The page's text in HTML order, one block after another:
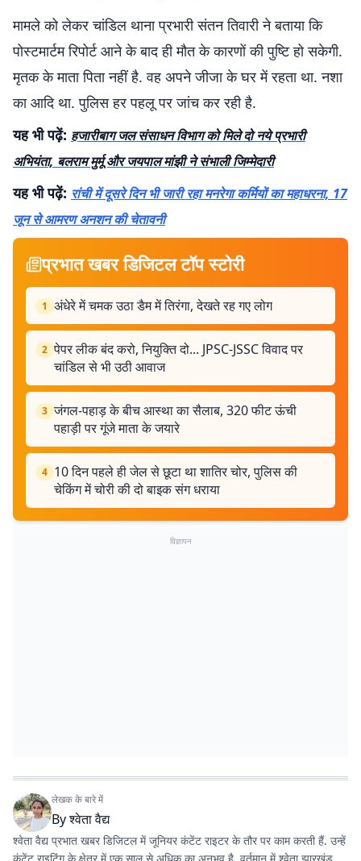
मामले को लेकर चांडिल थाना प्रभारी संतन तिवारी ने बताया कि
पोस्टमार्टम रिपोर्ट आने के बाद ही मौत के कारणों की पुष्टि हो सकेगी.
मृतक के माता पिता नहीं है. वह अपने जीजा के घर में रहता था. नशा
का आदि था. पुलिस हर पहलू पर जांच कर रही है.
यह भी पढ़ें: हजारीबाग जल संसाधन विभाग को मिले दो नये प्रभारी
अभियंता, बलराम मुर्मू और जयपाल मांझी ने संभाली जिम्मेदारी
यह भी पढ़ें: रांची में दूसरे दिन भी जारी रहा मनरेगा कर्मियों का महाधरना, 17
जून से आमरण अनशन की चेतावनी
प्रभात खबर डिजिटल टॉप स्टोरी
1 अंधेरे में चमक उठा डैम में तिरंगा, देखते रह गए लोग
2 पेपर लीक बंद करो, नियुक्ति दो... JPSC-JSSC विवाद पर
चांडिल से भी उठी आवाज
3 जंगल-पहाड़ के बीच आस्था का सैलाब, 320 फीट ऊंची
पहाड़ी पर गूंजे माता के जयारे
4 10 दिन पहले ही जेल से छूटा था शातिर चोर, पुलिस की
चेकिंग में चोरी की दो बाइक संग धराया
विज्ञापन
लेखक के बारे में
Byश्वेता वैद्य
श्वेता वैद्य प्रभात खबर डिजिटल में जूनियर कंटेंट राइटर के तौर पर काम करती हैं. उन्हें